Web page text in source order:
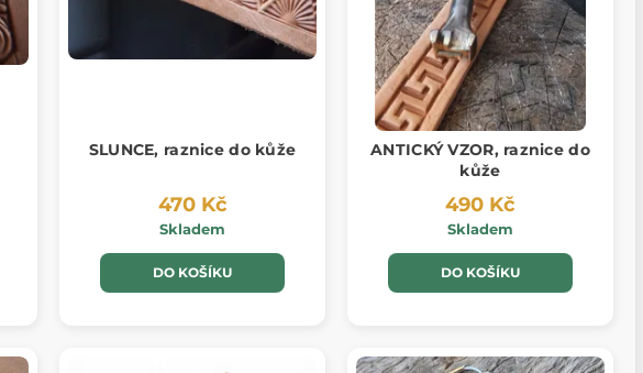
SLUNCE, raznice do kůže
470 Kč
Skladem
DO KOŠÍKU
ANTICKÝ VZOR, raznice do
kůže
490 Kč
Skladem
DO KOŠÍKU